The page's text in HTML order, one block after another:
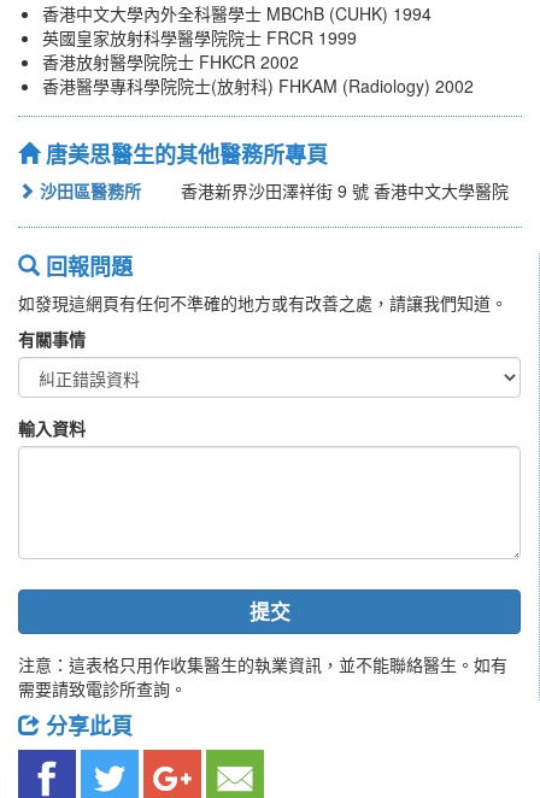
香港中文大學內外全科醫學士 MBChB (CUHK) 1994
英國皇家放射科學醫學院院士 FRCR 1999
香港放射醫學院院士 FHKCR 2002
香港醫學專科學院院士(放射科) FHKAM (Radiology) 2002
唐美思醫生的其他醫務所專頁
沙田區醫務所 香港新界沙田澤祥街 9 號 香港中文大學醫院
回報問題
如發現這網頁有任何不準確的地方或有改善之處，請讓我們知道。
有關事情
輸入資料
提交
注意：這表格只用作收集醫生的執業資訊，並不能聯絡醫生。如有
需要請致電診所查詢。
分享此頁